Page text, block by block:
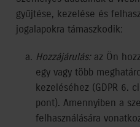
gyűjtése, kezelése és
jogalapokra támaszkodik:
Hozzájárulás:az Ön
egy vagy több
kezeléséhez (GDPR 6.
pont). Amennyiben a
felhasználására